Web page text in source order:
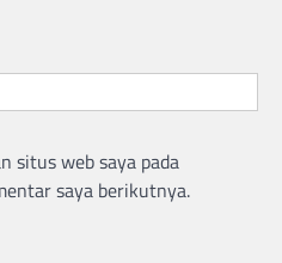
situs web saya pada
saya berikutnya.